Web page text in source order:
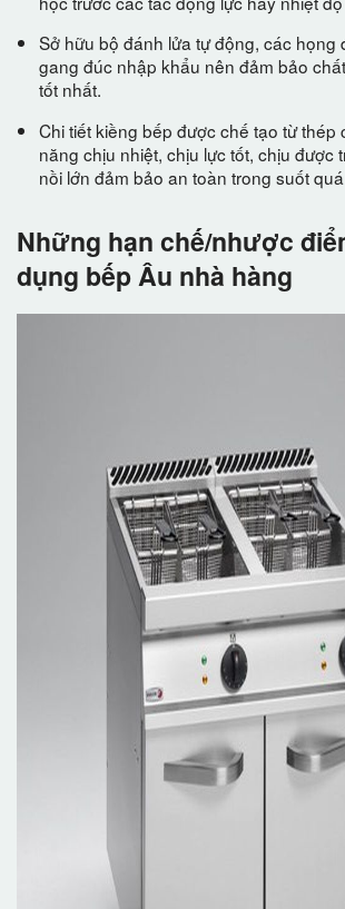
Sở hữu bộ đánh lửa tự động, các họng
gang đúc nhập khẩu nên đảm bảo
tốt nhất.
Chi tiết kiềng bếp được chế tạo từ thép
năng chịu nhiệt, chịu lực tốt, chịu được
nồi lớn đảm bảo an toàn trong suốt
Những hạn chế/nhược
dụng bếp Âu nhà hàng